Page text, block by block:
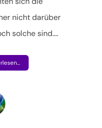
nicht darüber
solche sind.…